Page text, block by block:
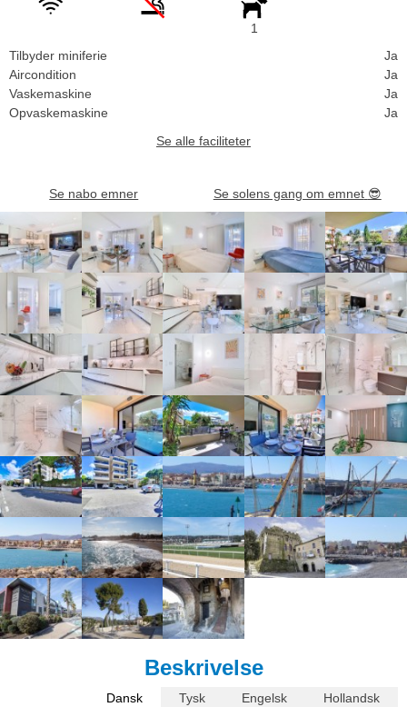
1
Tilbyder miniferie
Ja
Aircondition
Ja
Vaskemaskine
Ja
Opvaskemaskine
Ja
Se alle faciliteter
Se nabo emner Se solens gang om emnet 😎
Beskrivelse
Dansk Tysk Engelsk Hollandsk